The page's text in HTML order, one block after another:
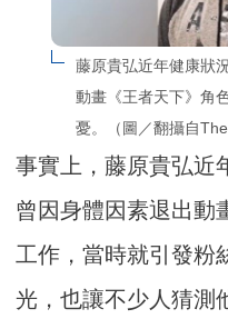
藤原貴弘近年健康狀
動畫《王者天下》角
憂。（圖／翻攝自The
事實上，藤原貴弘近
曾因身體因素退出動
工作，當時就引發粉
光，也讓不少人猜測